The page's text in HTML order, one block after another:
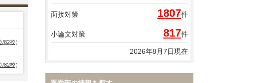
/82校）
/82校）
面接対策 1807件
小論文対策 817件
2026年8月7日現在